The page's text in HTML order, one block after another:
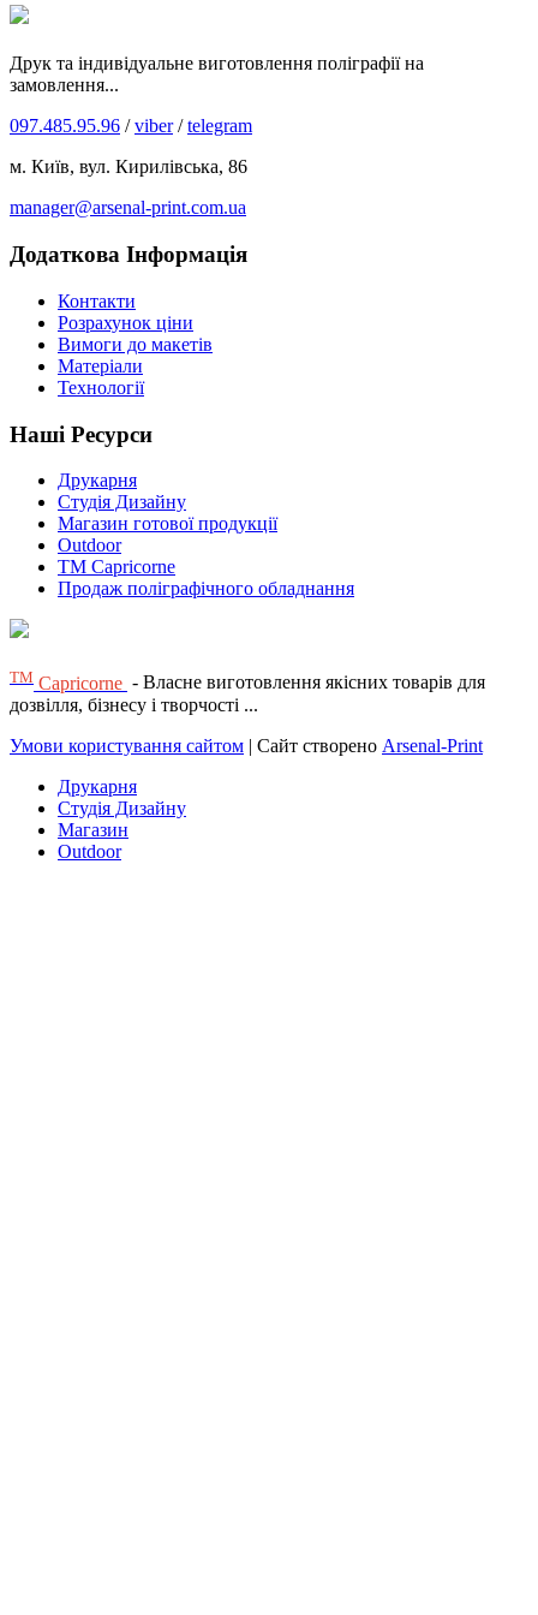
Друк та індивідуальне виготовлення поліграфії на
замовлення...
097.485.95.96 /viber/telegram
м. Київ, вул. Кирилівська, 86
manager@arsenal-print.com.ua
Додаткова Інформація
Контакти
Розрахунок ціни
Вимоги до макетів
Матеріали
Технології
Наші Ресурси
Друкарня
Студія Дизайну
Магазин готової продукції
Outdoor
TM Capricorne
Продаж поліграфічного обладнання
ТМ Capricorne - Власне виготовлення якісних товарів для
дозвілля, бізнесу і творчості ...
Умови користування сайтом | Сайт створено Arsenal-Print
Друкарня
Студія Дизайну
Магазин
Outdoor